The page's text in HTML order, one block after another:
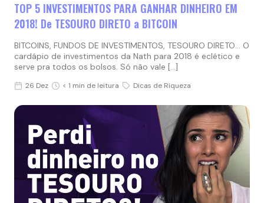
TOP 5 INVESTIMENTOS PARA GANHAR DINHEIRO EM
2018! De TESOURO DIRETO a BITCOIN
BITCOINS, FUNDOS DE INVESTIMENTOS, TESOURO DIRETO… O
cardápio de investimentos da Nath para 2018 é eclético e
serve pra todos os bolsos. Só não vale […]
26 Dez < 1 min de leitura Dicas de Riqueza